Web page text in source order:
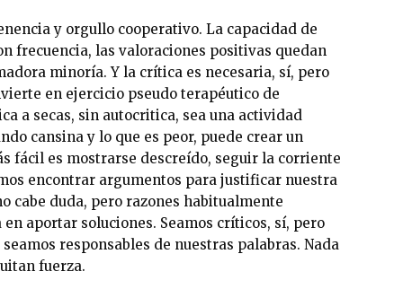
y orgullo cooperativo. La capacidad de
frecuencia, las valoraciones positivas quedan
minoría. Y la crítica es necesaria, sí, pero
en ejercicio pseudo terapéutico de
a secas, sin autocritica, sea una actividad
cansina y lo que es peor, puede crear un
fácil es mostrarse descreído, seguir la corriente
encontrar argumentos para justificar nuestra
cabe duda, pero razones habitualmente
aportar soluciones. Seamos críticos, sí, pero
responsables de nuestras palabras. Nada
fuerza.